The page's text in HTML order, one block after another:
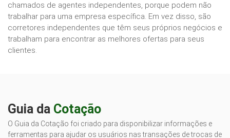
chamados de agentes independentes, porque podem não
trabalhar para uma empresa específica. Em vez disso, são
corretores independentes que têm seus próprios negócios e
trabalham para encontrar as melhores ofertas para seus
clientes.
Guia da Cotação
O Guia da Cotação foi criado para disponibilizar informações e
ferramentas para ajudar os usuários nas transações de trocas de